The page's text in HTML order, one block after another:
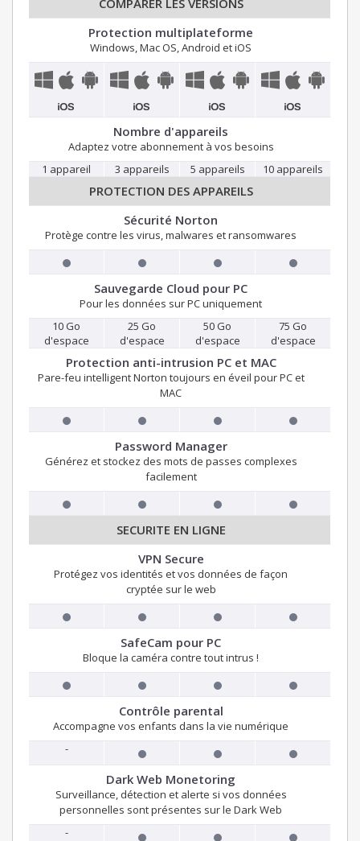
COMPARER LES VERSIONS
Protection multiplateforme
Windows, Mac OS, Android et iOS
Nombre d'appareils
Adaptez votre abonnement à vos besoins
1 appareil
3 appareils 5 appareils 10 appareils
PROTECTION DES APPAREILS
Sécurité Norton
Protège contre les virus, malwares et ransomwares
Sauvegarde Cloud pour PC
Pour les données sur PC uniquement
10 Go
d'espace
25 Go
d'espace
50 Go
d'espace
75 Go
d'espace
Protection anti-intrusion PC et MAC
Pare-feu intelligent Norton toujours en éveil pour PC et
MAC
Password Manager
Générez et stockez des mots de passes complexes
facilement
SECURITE EN LIGNE
VPN Secure
Protégez vos identités et vos données de façon
cryptée sur le web
SafeCam pour PC
Bloque la caméra contre tout intrus !
Contrôle parental
Accompagne vos enfants dans la vie numérique
-
Dark Web Monetoring
Surveillance, détection et alerte si vos données
personnelles sont présentes sur le Dark Web
-